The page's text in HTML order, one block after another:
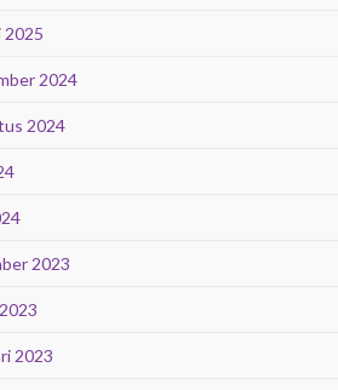
2025
2024
2024
2023
2023